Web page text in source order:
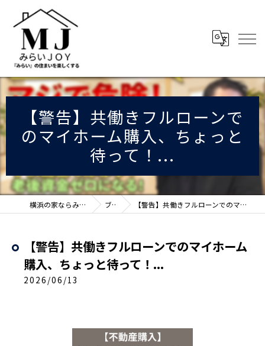
【警告】共働きフルローンで
のマイホーム購入、ちょっと
待って！...
横浜の家ならみらいJOY株式会社 ブログ 【警告】共働きフルローンでのマイホーム購入、ちょっと待って！...
【警告】共働きフルローンでのマイホーム
購入、ちょっと待って！...
2026/06/13